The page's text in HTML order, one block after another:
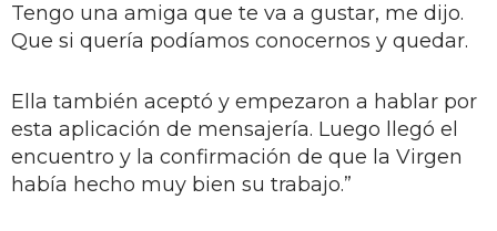
Tengo una amiga que te va a gustar, me dijo.
Que si quería podíamos conocernos y quedar.
Ella también aceptó y empezaron a hablar por
esta aplicación de mensajería. Luego llegó el
encuentro y la confirmación de que la Virgen
había hecho muy bien su trabajo.”